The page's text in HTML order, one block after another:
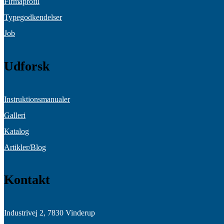
Typegodkendelser
Job
Udforsk
Instruktionsmanualer
Galleri
Katalog
Artikler/Blog
Kontakt
Industrivej 2, 7830 Vinderup